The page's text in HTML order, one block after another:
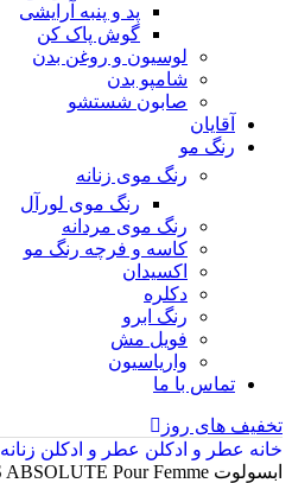
پد و پنبه آرایشی
گوش پاک کن
لوسیون و روغن بدن
شامپو بدن
صابون شستشو
آقایان
رنگ مو
رنگ موی زنانه
رنگ موی لورآل
رنگ موی مردانه
کاسه و فرچه رنگ مو
اکسیدان
دکلره
رنگ ابرو
فویل مش
واریاسیون
تماس با ما
تخفیف های روز
خانه عطر و ادکلن عطر و ادکلن زنانه
ابسولوت RODIER LEXUS ABSOLUTE Pour Femme